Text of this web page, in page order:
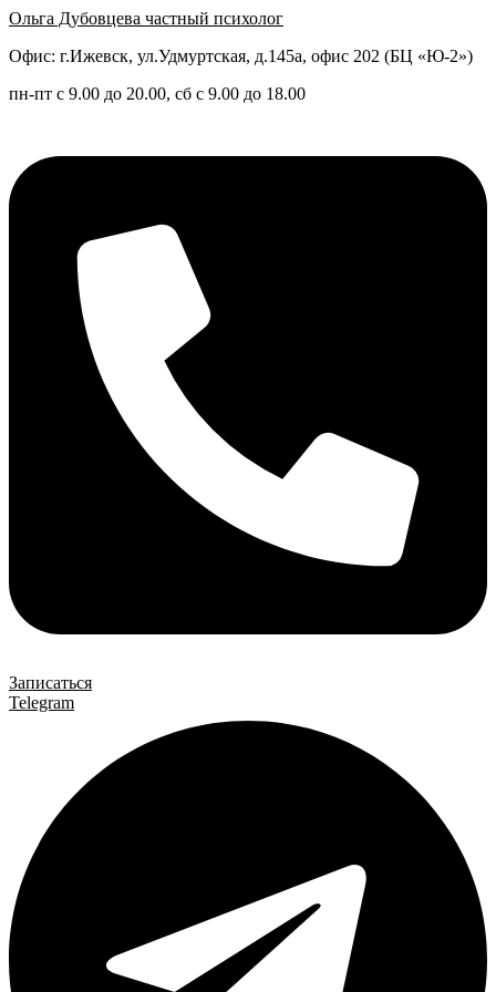
Ольга Дубовцева частный психолог
Офис: г.Ижевск, ул.Удмуртская, д.145а, офис 202 (БЦ «Ю-2»)
пн-пт с 9.00 до 20.00, сб с 9.00 до 18.00
Записаться
Telegram